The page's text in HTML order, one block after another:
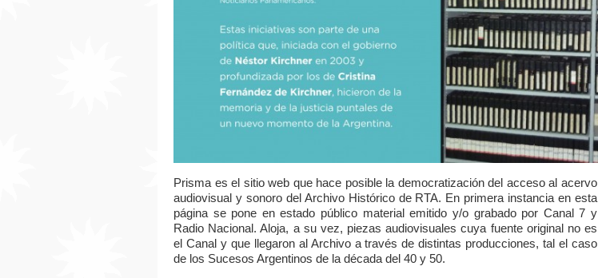
Prisma es el sitio web que hace posible la democratización del acceso al acervo
audiovisual y sonoro del Archivo Histórico de RTA. En primera instancia en esta
página se pone en estado público material emitido y/o grabado por Canal 7 y
Radio Nacional. Aloja, a su vez, piezas audiovisuales cuya fuente original no es
el Canal y que llegaron al Archivo a través de distintas producciones, tal el caso
de los Sucesos Argentinos de la década del 40 y 50.